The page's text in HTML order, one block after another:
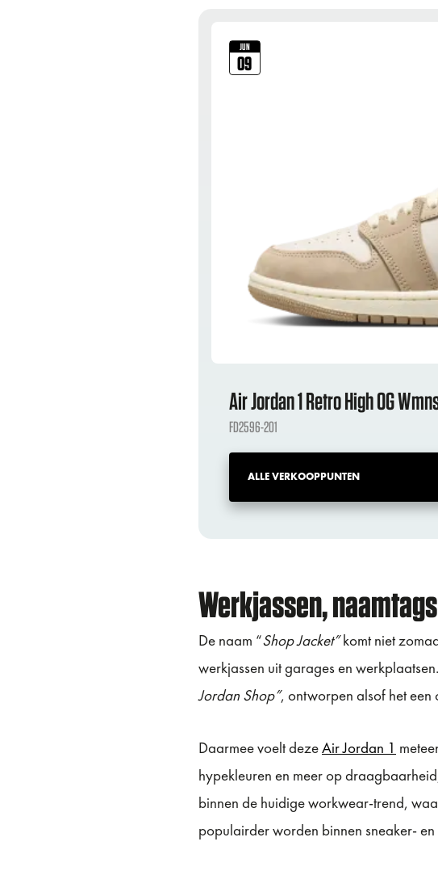
JUN
09
Air Jordan 1 Retro High OG
FD2596-201
ALLE VERKOOPPUNTEN
Werkjassen,
De naam “Shop Jacket”komt niet
werkjassen uit garages en
Jordan Shop”, ontworpen alsof het een
Daarmee voelt dezeAir Jordan 1
hypekleuren en meer op
binnen de huidige workwear-trend,
populairder worden binnen sneaker- en